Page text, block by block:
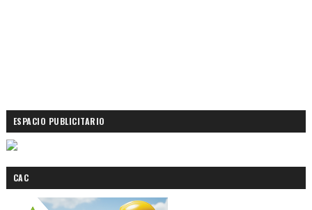
ESPACIO PUBLICITARIO
CAC